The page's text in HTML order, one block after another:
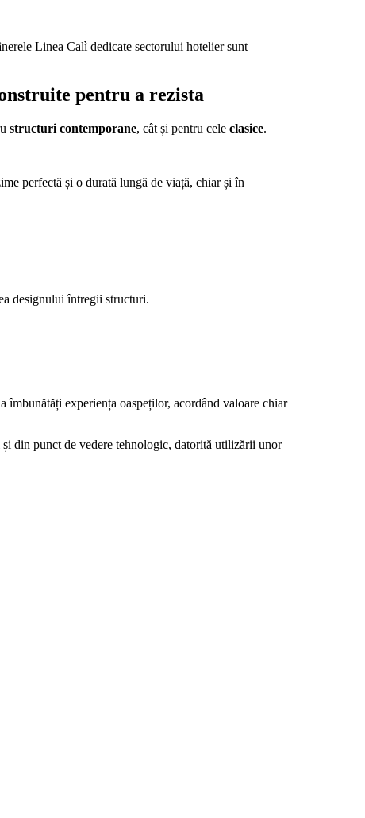
Linea Calì dedicate sectorului hotelier sunt
pentru a rezista
structuri contemporane, cât și pentru cele clasice.
perfectă și o durată lungă de viață, chiar și în
designului întregii structuri.
îmbunătăți experiența oaspeților, acordând valoare chiar
din punct de vedere tehnologic, datorită utilizării unor